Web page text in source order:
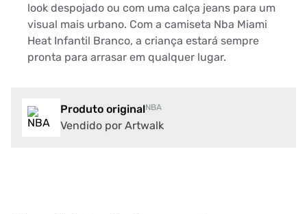
look despojado ou com uma calça jeans para um
visual mais urbano. Com a camiseta Nba Miami
Heat Infantil Branco, a criança estará sempre
pronta para arrasar em qualquer lugar.
Produto originalNBA
Vendido por Artwalk